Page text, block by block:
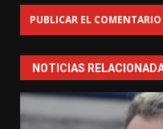
NOTICIAS